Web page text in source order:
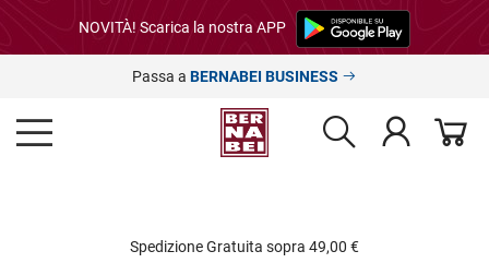
NOVITÀ! Scarica la nostra APP
Passa a BERNABEI BUSINESS
Spedizione Gratuita sopra 49,00 €